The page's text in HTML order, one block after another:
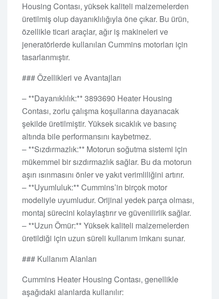
Housing Contası, yüksek kaliteli malzemelerden
üretilmiş olup dayanıklılığıyla öne çıkar. Bu ürün,
özellikle ticari araçlar, ağır iş makineleri ve
jeneratörlerde kullanılan Cummins motorları için
tasarlanmıştır.
### Özellikleri ve Avantajları
– **Dayanıklılık:** 3893690 Heater Housing
Contası, zorlu çalışma koşullarına dayanacak
şekilde üretilmiştir. Yüksek sıcaklık ve basınç
altında bile performansını kaybetmez.
– **Sızdırmazlık:** Motorun soğutma sistemi için
mükemmel bir sızdırmazlık sağlar. Bu da motorun
aşırı ısınmasını önler ve yakıt verimliliğini artırır.
– **Uyumluluk:** Cummins’in birçok motor
modeliyle uyumludur. Orijinal yedek parça olması,
montaj sürecini kolaylaştırır ve güvenilirlik sağlar.
– **Uzun Ömür:** Yüksek kaliteli malzemelerden
üretildiği için uzun süreli kullanım imkanı sunar.
### Kullanım Alanları
Cummins Heater Housing Contası, genellikle
aşağıdaki alanlarda kullanılır: